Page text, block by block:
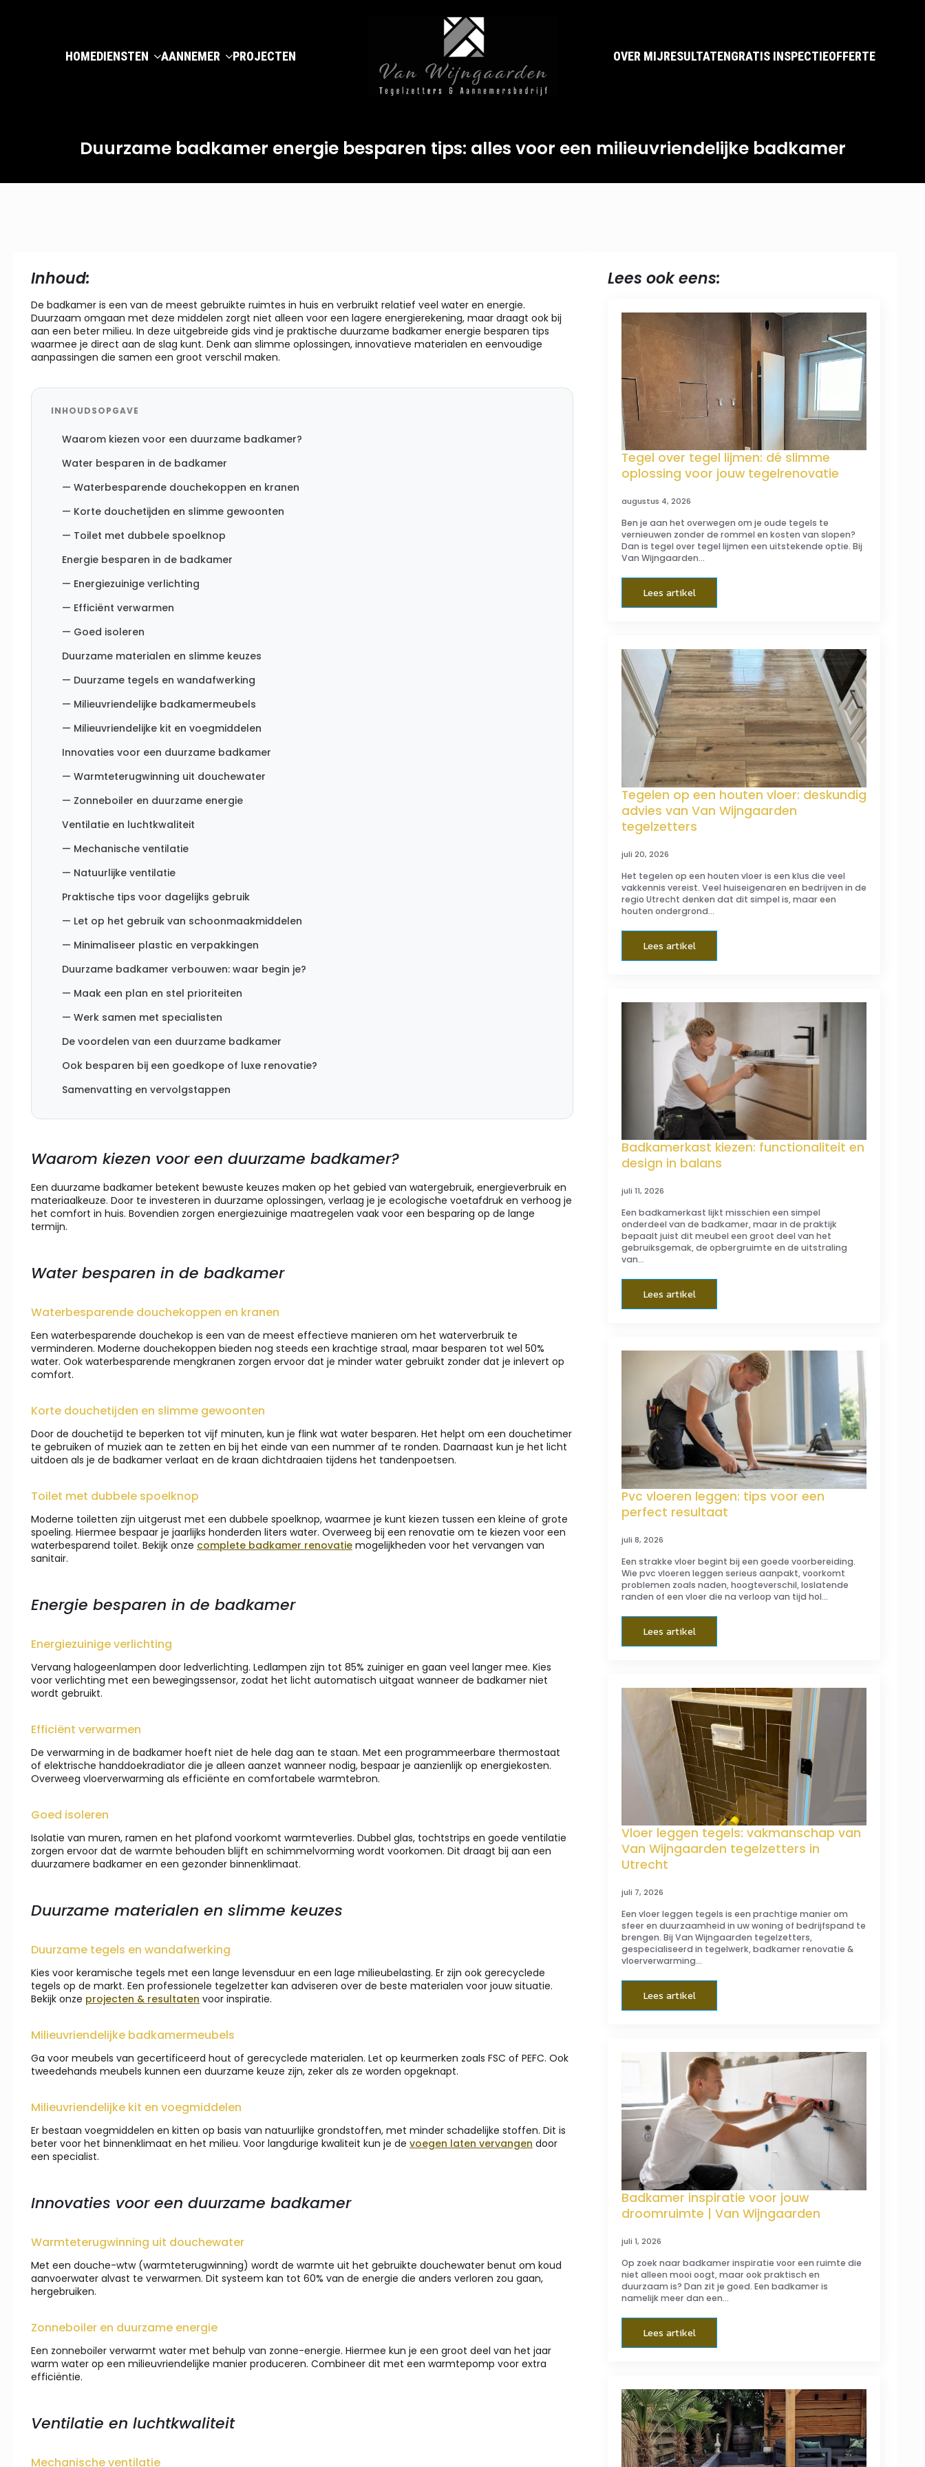
HOMEDIENSTEN AANNEMER PROJECTEN OVER MIJRESULTATENGRATIS INSPECTIEOFFERTE
Duurzame badkamer energie besparen tips: alles voor een milieuvriendelijke badkamer
Inhoud:
De badkamer is een van de meest gebruikte ruimtes in huis en verbruikt relatief veel water en energie.
Duurzaam omgaan met deze middelen zorgt niet alleen voor een lagere energierekening, maar draagt ook bij
aan een beter milieu. In deze uitgebreide gids vind je praktische duurzame badkamer energie besparen tips
waarmee je direct aan de slag kunt. Denk aan slimme oplossingen, innovatieve materialen en eenvoudige
aanpassingen die samen een groot verschil maken.
INHOUDSOPGAVE
Waarom kiezen voor een duurzame badkamer?
Water besparen in de badkamer
— Waterbesparende douchekoppen en kranen
— Korte douchetijden en slimme gewoonten
— Toilet met dubbele spoelknop
Energie besparen in de badkamer
— Energiezuinige verlichting
— Efficiënt verwarmen
— Goed isoleren
Duurzame materialen en slimme keuzes
— Duurzame tegels en wandafwerking
— Milieuvriendelijke badkamermeubels
— Milieuvriendelijke kit en voegmiddelen
Innovaties voor een duurzame badkamer
— Warmteterugwinning uit douchewater
— Zonneboiler en duurzame energie
Ventilatie en luchtkwaliteit
— Mechanische ventilatie
— Natuurlijke ventilatie
Praktische tips voor dagelijks gebruik
— Let op het gebruik van schoonmaakmiddelen
— Minimaliseer plastic en verpakkingen
Duurzame badkamer verbouwen: waar begin je?
— Maak een plan en stel prioriteiten
— Werk samen met specialisten
De voordelen van een duurzame badkamer
Ook besparen bij een goedkope of luxe renovatie?
Samenvatting en vervolgstappen
Waarom kiezen voor een duurzame badkamer?
Een duurzame badkamer betekent bewuste keuzes maken op het gebied van watergebruik, energieverbruik en
materiaalkeuze. Door te investeren in duurzame oplossingen, verlaag je je ecologische voetafdruk en verhoog je
het comfort in huis. Bovendien zorgen energiezuinige maatregelen vaak voor een besparing op de lange
termijn.
Water besparen in de badkamer
Waterbesparende douchekoppen en kranen
Een waterbesparende douchekop is een van de meest effectieve manieren om het waterverbruik te
verminderen. Moderne douchekoppen bieden nog steeds een krachtige straal, maar besparen tot wel 50%
water. Ook waterbesparende mengkranen zorgen ervoor dat je minder water gebruikt zonder dat je inlevert op
comfort.
Korte douchetijden en slimme gewoonten
Door de douchetijd te beperken tot vijf minuten, kun je flink wat water besparen. Het helpt om een douchetimer
te gebruiken of muziek aan te zetten en bij het einde van een nummer af te ronden. Daarnaast kun je het licht
uitdoen als je de badkamer verlaat en de kraan dichtdraaien tijdens het tandenpoetsen.
Toilet met dubbele spoelknop
Moderne toiletten zijn uitgerust met een dubbele spoelknop, waarmee je kunt kiezen tussen een kleine of grote
spoeling. Hiermee bespaar je jaarlijks honderden liters water. Overweeg bij een renovatie om te kiezen voor een
waterbesparend toilet. Bekijk onze complete badkamer renovatie mogelijkheden voor het vervangen van
sanitair.
Energie besparen in de badkamer
Energiezuinige verlichting
Vervang halogeenlampen door ledverlichting. Ledlampen zijn tot 85% zuiniger en gaan veel langer mee. Kies
voor verlichting met een bewegingssensor, zodat het licht automatisch uitgaat wanneer de badkamer niet
wordt gebruikt.
Efficiënt verwarmen
De verwarming in de badkamer hoeft niet de hele dag aan te staan. Met een programmeerbare thermostaat
of elektrische handdoekradiator die je alleen aanzet wanneer nodig, bespaar je aanzienlijk op energiekosten.
Overweeg vloerverwarming als efficiënte en comfortabele warmtebron.
Goed isoleren
Isolatie van muren, ramen en het plafond voorkomt warmteverlies. Dubbel glas, tochtstrips en goede ventilatie
zorgen ervoor dat de warmte behouden blijft en schimmelvorming wordt voorkomen. Dit draagt bij aan een
duurzamere badkamer en een gezonder binnenklimaat.
Duurzame materialen en slimme keuzes
Duurzame tegels en wandafwerking
Kies voor keramische tegels met een lange levensduur en een lage milieubelasting. Er zijn ook gerecyclede
tegels op de markt. Een professionele tegelzetter kan adviseren over de beste materialen voor jouw situatie.
Bekijk onze projecten & resultaten voor inspiratie.
Milieuvriendelijke badkamermeubels
Ga voor meubels van gecertificeerd hout of gerecyclede materialen. Let op keurmerken zoals FSC of PEFC. Ook
tweedehands meubels kunnen een duurzame keuze zijn, zeker als ze worden opgeknapt.
Milieuvriendelijke kit en voegmiddelen
Er bestaan voegmiddelen en kitten op basis van natuurlijke grondstoffen, met minder schadelijke stoffen. Dit is
beter voor het binnenklimaat en het milieu. Voor langdurige kwaliteit kun je de voegen laten vervangen door
een specialist.
Innovaties voor een duurzame badkamer
Warmteterugwinning uit douchewater
Met een douche-wtw (warmteterugwinning) wordt de warmte uit het gebruikte douchewater benut om koud
aanvoerwater alvast te verwarmen. Dit systeem kan tot 60% van de energie die anders verloren zou gaan,
hergebruiken.
Zonneboiler en duurzame energie
Een zonneboiler verwarmt water met behulp van zonne-energie. Hiermee kun je een groot deel van het jaar
warm water op een milieuvriendelijke manier produceren. Combineer dit met een warmtepomp voor extra
efficiëntie.
Ventilatie en luchtkwaliteit
Mechanische ventilatie
Lees ook eens:
Tegel over tegel lijmen: dé slimme
oplossing voor jouw tegelrenovatie
augustus 4, 2026
Ben je aan het overwegen om je oude tegels te
vernieuwen zonder de rommel en kosten van slopen?
Dan is tegel over tegel lijmen een uitstekende optie. Bij
Van Wijngaarden…
Lees artikel
Tegelen op een houten vloer: deskundig
advies van Van Wijngaarden
tegelzetters
juli 20, 2026
Het tegelen op een houten vloer is een klus die veel
vakkennis vereist. Veel huiseigenaren en bedrijven in de
regio Utrecht denken dat dit simpel is, maar een
houten ondergrond…
Lees artikel
Badkamerkast kiezen: functionaliteit en
design in balans
juli 11, 2026
Een badkamerkast lijkt misschien een simpel
onderdeel van de badkamer, maar in de praktijk
bepaalt juist dit meubel een groot deel van het
gebruiksgemak, de opbergruimte en de uitstraling
van…
Lees artikel
Pvc vloeren leggen: tips voor een
perfect resultaat
juli 8, 2026
Een strakke vloer begint bij een goede voorbereiding.
Wie pvc vloeren leggen serieus aanpakt, voorkomt
problemen zoals naden, hoogteverschil, loslatende
randen of een vloer die na verloop van tijd hol…
Lees artikel
Vloer leggen tegels: vakmanschap van
Van Wijngaarden tegelzetters in
Utrecht
juli 7, 2026
Een vloer leggen tegels is een prachtige manier om
sfeer en duurzaamheid in uw woning of bedrijfspand te
brengen. Bij Van Wijngaarden tegelzetters,
gespecialiseerd in tegelwerk, badkamer renovatie &
vloerverwarming…
Lees artikel
Badkamer inspiratie voor jouw
droomruimte | Van Wijngaarden
juli 1, 2026
Op zoek naar badkamer inspiratie voor een ruimte die
niet alleen mooi oogt, maar ook praktisch en
duurzaam is? Dan zit je goed. Een badkamer is
namelijk meer dan een…
Lees artikel